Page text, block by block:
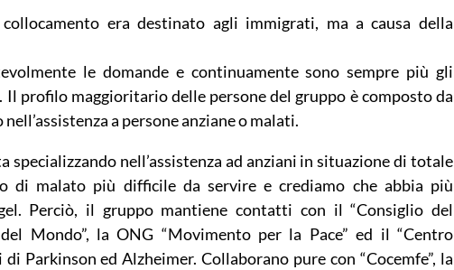
era destinato agli immigrati, ma a causa della
le domande e continuamente sono sempre più gli
Il profilo maggioritario delle persone del gruppo è composto da
a persone anziane o malati.
specializzando nell’assistenza ad anziani in situazione di totale
di malato più difficile da servire e crediamo che abbia più
Perciò, il gruppo mantiene contatti con il “Consiglio del
del Mondo”, la ONG “Movimento per la Pace” ed il “Centro
Parkinson ed Alzheimer. Collaborano pure con “Cocemfe”, la